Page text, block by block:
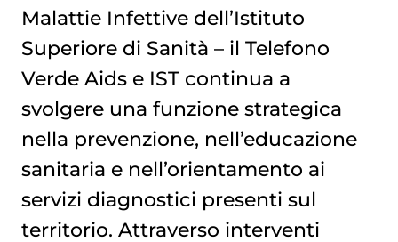
Malattie Infettive dell’Istituto
Superiore di Sanità – il Telefono
Verde Aids e IST continua a
svolgere una funzione strategica
nella prevenzione, nell’educazione
sanitaria e nell’orientamento ai
servizi diagnostici presenti sul
territorio. Attraverso interventi